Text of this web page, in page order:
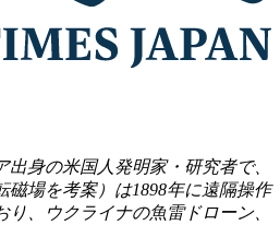
身の米国人発明家・研究者で、
磁場を考案）は1898年に遠隔操作
、ウクライナの魚雷ドローン、